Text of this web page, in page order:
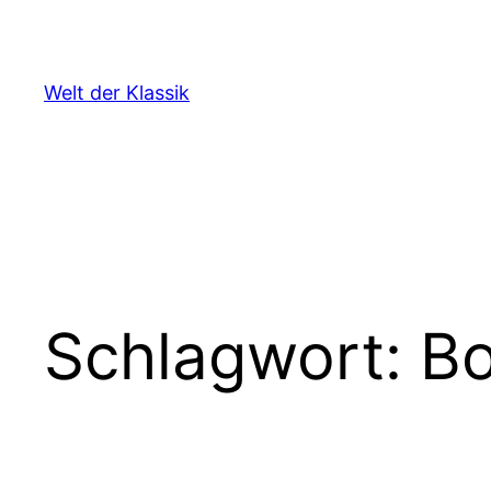
springen
Welt der Klassik
Schlagwort: